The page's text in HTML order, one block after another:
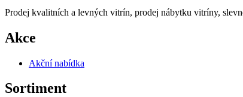
Prodej kvalitních a levných vitrín, prodej nábytku vitríny,
Akce
Akční nabídka
Sortiment